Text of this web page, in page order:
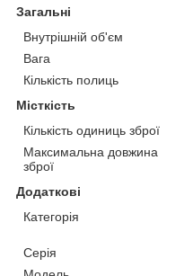
Загальні
Внутрішній об'єм
Вага
Кількість полиць
Місткість
Кількість одиниць зброї
Максимальна довжина
зброї
Додаткові
Категорія
Серія